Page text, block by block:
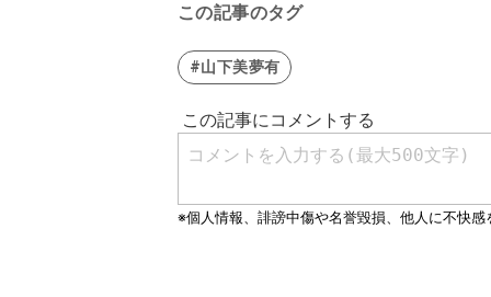
この記事のタグ
#山下美夢有